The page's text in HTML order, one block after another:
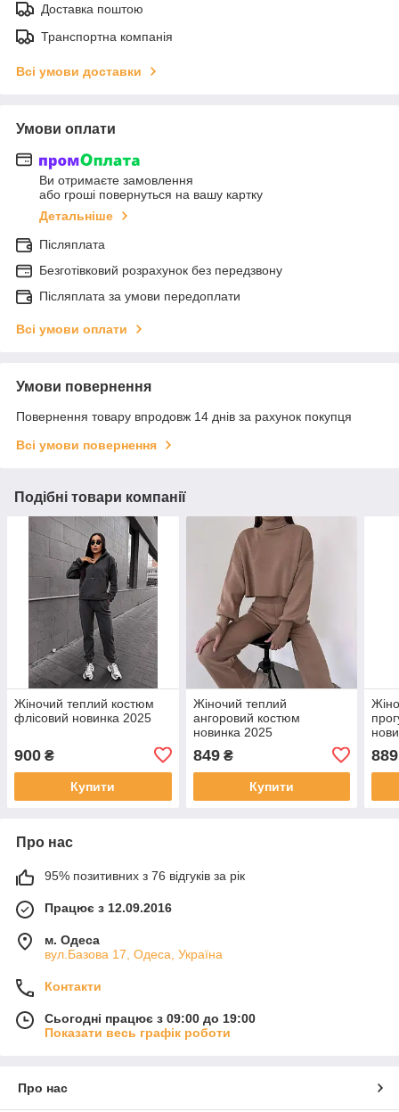
Доставка поштою
Транспортна компанія
Всі умови доставки
Умови оплати
Ви отримаєте замовлення
або гроші повернуться на вашу картку
Детальніше
Післяплата
Безготівковий розрахунок без передзвону
Післяплата за умови передоплати
Всі умови оплати
Умови повернення
Повернення товару впродовж 14 днів за рахунок покупця
Всі умови повернення
Подібні товари компанії
Жіночий теплий костюм
флісовий новинка 2025
900 ₴
Купити
Жіночий теплий
ангоровий костюм
новинка 2025
849₴
Купити
889
Про нас
95% позитивних з 76 відгуків за рік
Працює з 12.09.2016
м. Одеса
вул.Базова 17, Одеса, Україна
Контакти
Сьогодні працює з 09:00 до 19:00
Показати весь графік роботи
Про нас